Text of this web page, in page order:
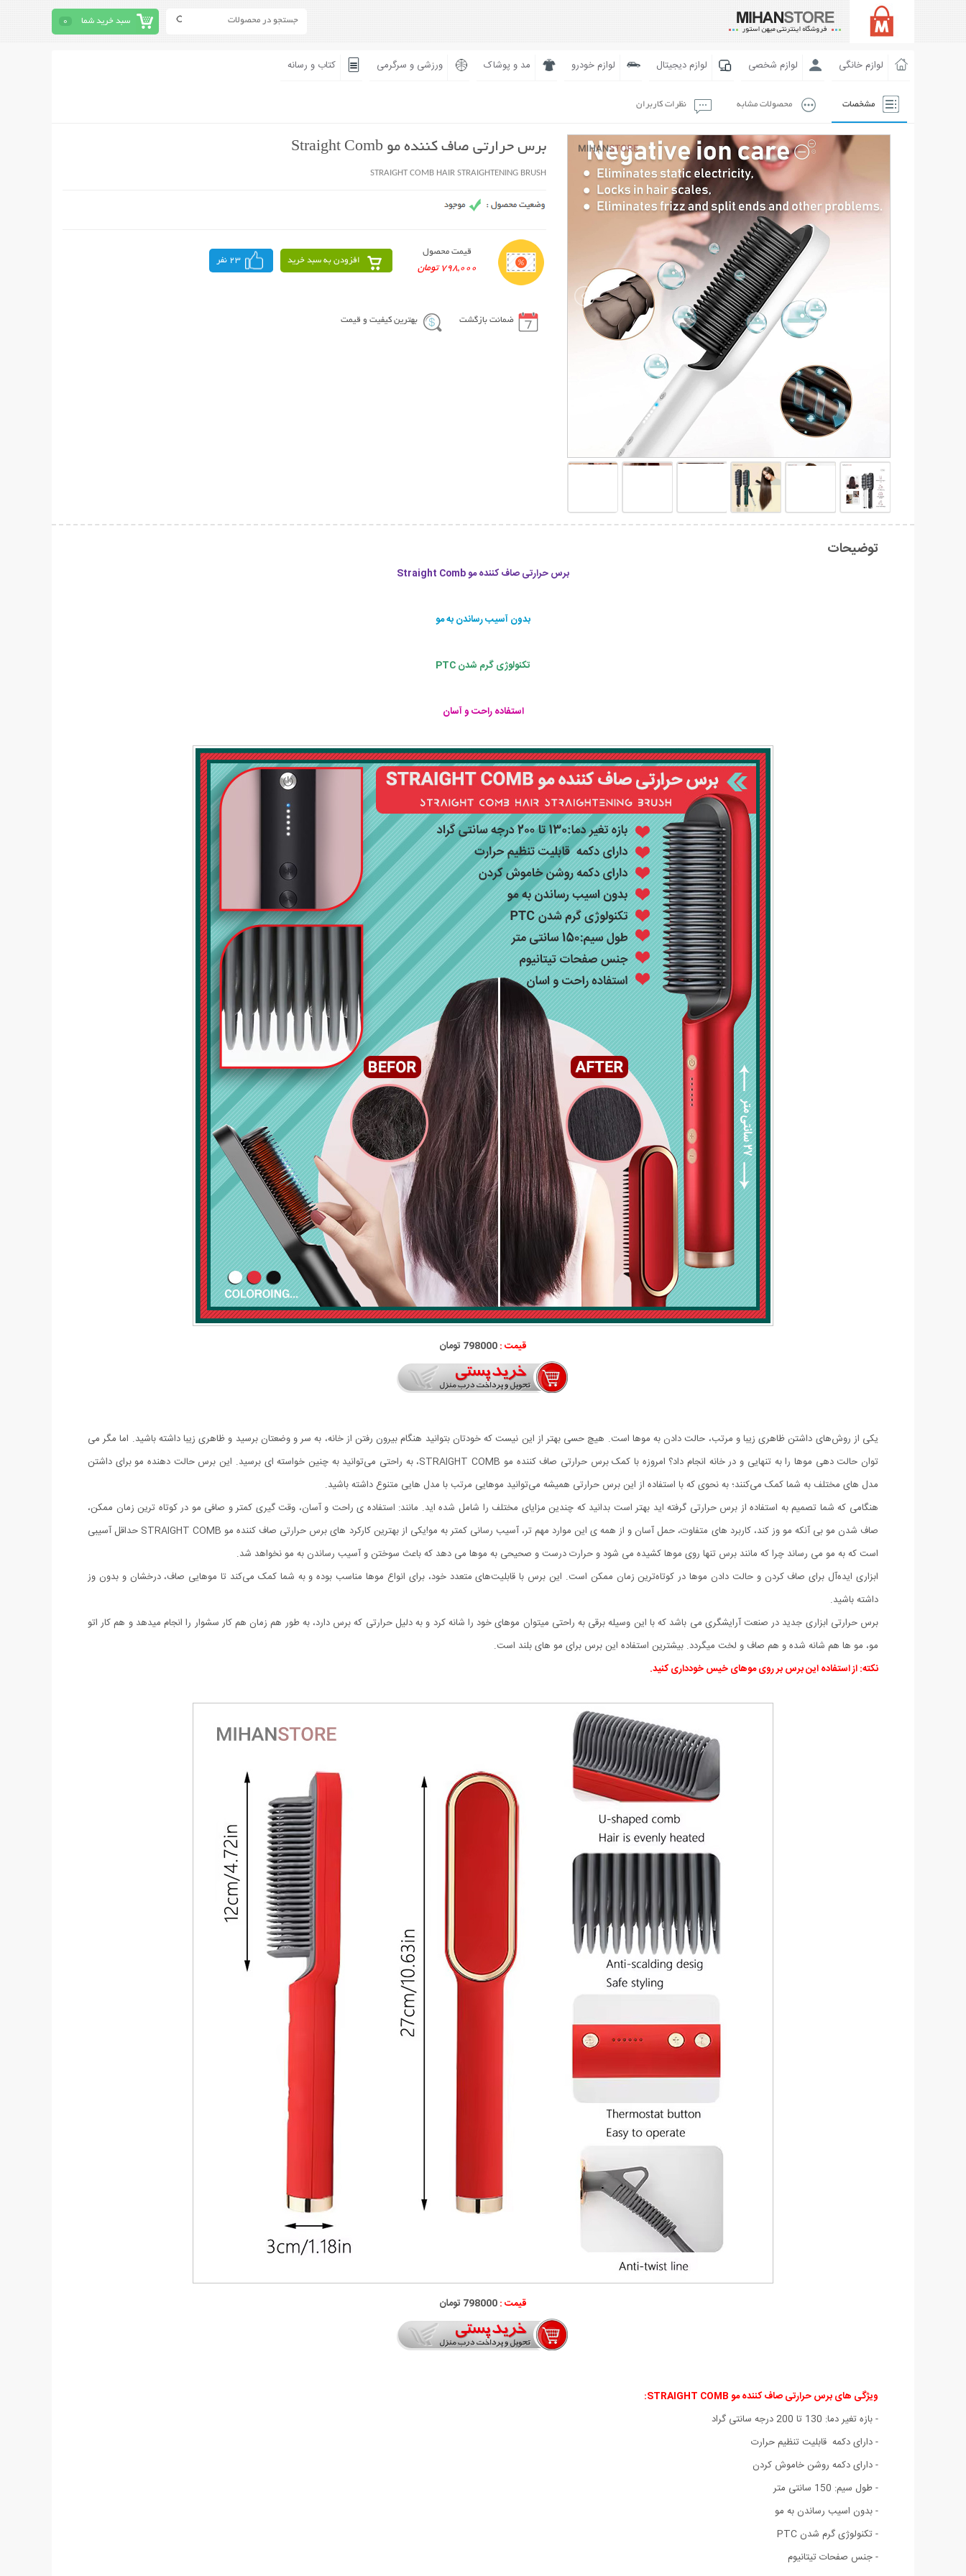
سبد خرید شما 0
لوازم خانگی لوازم شخصی لوازم دیجیتال لوازم خودرو مد و پوشاک ورزشی و سرگرمی کتاب و رسانه
مشخصات محصولات مشابه نظرات کاربران
برس حرارتی صاف کننده مو Straight Comb
STRAIGHT COMB HAIR STRAIGHTENING BRUSH
قیمت محصول
798,000 تومان
افزودن به سبد خرید 23 نفر
ضمانت بازگشت بهترین کیفیت و قیمت
توضیحات
برس حرارتی صاف کننده مو Straight Comb
بدون آسیب رساندن به مو
تکنولوژی گرم شدن PTC
استفاده راحت و آسان
قیمت :798000 تومان
یکی از روش‌های داشتن ظاهری زیبا و مرتب، حالت دادن به موها است. هیچ حسی بهتر از این نیست که خودتان بتوانید هنگام بیرون رفتن از خانه، به سر و وضعتان برسید و ظاهری زیبا داشته باشید. اما مگر می
توان حالت دهی موها را به تنهایی و در خانه انجام داد؟ امروزه با کمک برس حرارتی صاف کننده مو STRAIGHT COMB، به راحتی می‌توانید به چنین خواسته ای برسید. این برس حالت دهنده مو برای داشتن
مدل های مختلف به شما کمک می‌کنند؛ به نحوی که با استفاده از این برس حرارتی همیشه می‌توانید موهایی مرتب با مدل هایی متنوع داشته باشید.
هنگامی که شما تصمیم به استفاده از برس حرارتی گرفته اید بهتر است بدانید که چندین مزایای مختلف را شامل شده اید. مانند: استفاده ی راحت و آسان، وقت گیری کمتر و صافی مو در کوتاه ترین زمان ممکن،
صاف شدن مو بی آنکه مو وز کند، کاربرد های متفاوت، حمل آسان و از همه ی این موارد مهم تر، آسیب رسانی کمتر به مو!یکی از بهترین کارکرد های برس حرارتی صاف کننده مو STRAIGHT COMB حداقل آسیبی
است که به مو می رساند چرا که مانند برس تنها روی موها کشیده می شود و حرارت درست و صحیحی به موها می دهد که باعث سوختن و آسیب رساندن به مو نخواهد شد.
ابزاری ایده‌آل برای صاف کردن و حالت دادن‌ موها در کوتاه‌ترین زمان ممکن است. این برس با قابلیت‌های متعدد خود، برای انواع موها مناسب بوده و به شما کمک می‌کند تا موهایی صاف، درخشان و بدون وز
داشته باشید.
برس حرارتی ابزاری جدید در صنعت آرایشگری می باشد که با این وسیله برقی به راحتی میتوان موهای خود را شانه کرد و به دلیل حرارتی که برس دارد، به طور هم زمان هم کار سشوار را انجام میدهد و هم کار اتو
مو، مو ها هم شانه شده و هم صاف و لخت میگردد. بیشترین استفاده این برس برای مو های بلند است.
نکته: از استفاده این برس بر روی موهای خیس خودداری کنید.
قیمت :798000 تومان
ویژگی های برس حرارتی صاف کننده مو STRAIGHT COMB:
- بازه تغیر دما: 130 تا 200 درجه سانتی گراد
- دارای دکمه قابلیت تنظیم حرارت
- دارای دکمه روشن خاموش کردن
- طول سیم: 150 سانتی متر
- بدون اسیب رساندن به مو
- تکنولوژی گرم شدن PTC
- جنس صفحات تیتانیوم